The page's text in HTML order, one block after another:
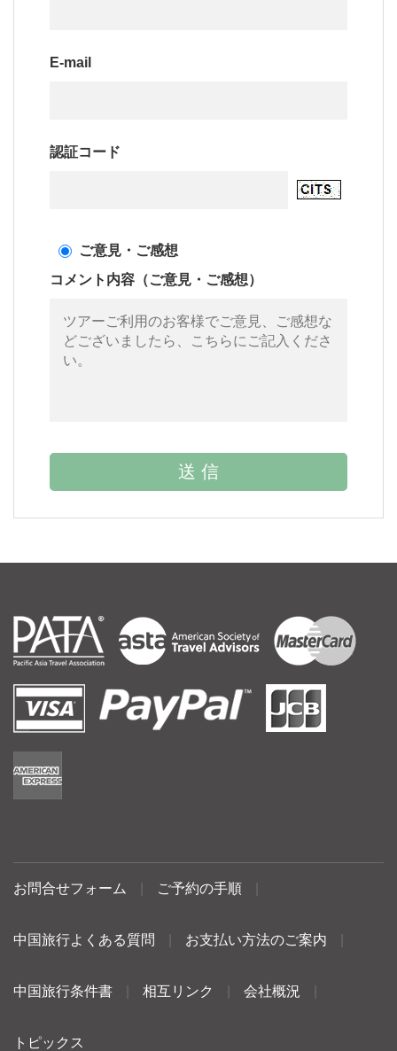
E-mail
認証コード
ご意見・ご感想
コメント内容（ご意見・ご感想）
お問合せフォーム ご予約の手順
中国旅行よくある質問 お支払い方法のご案内
中国旅行条件書 相互リンク 会社概況
トピックス